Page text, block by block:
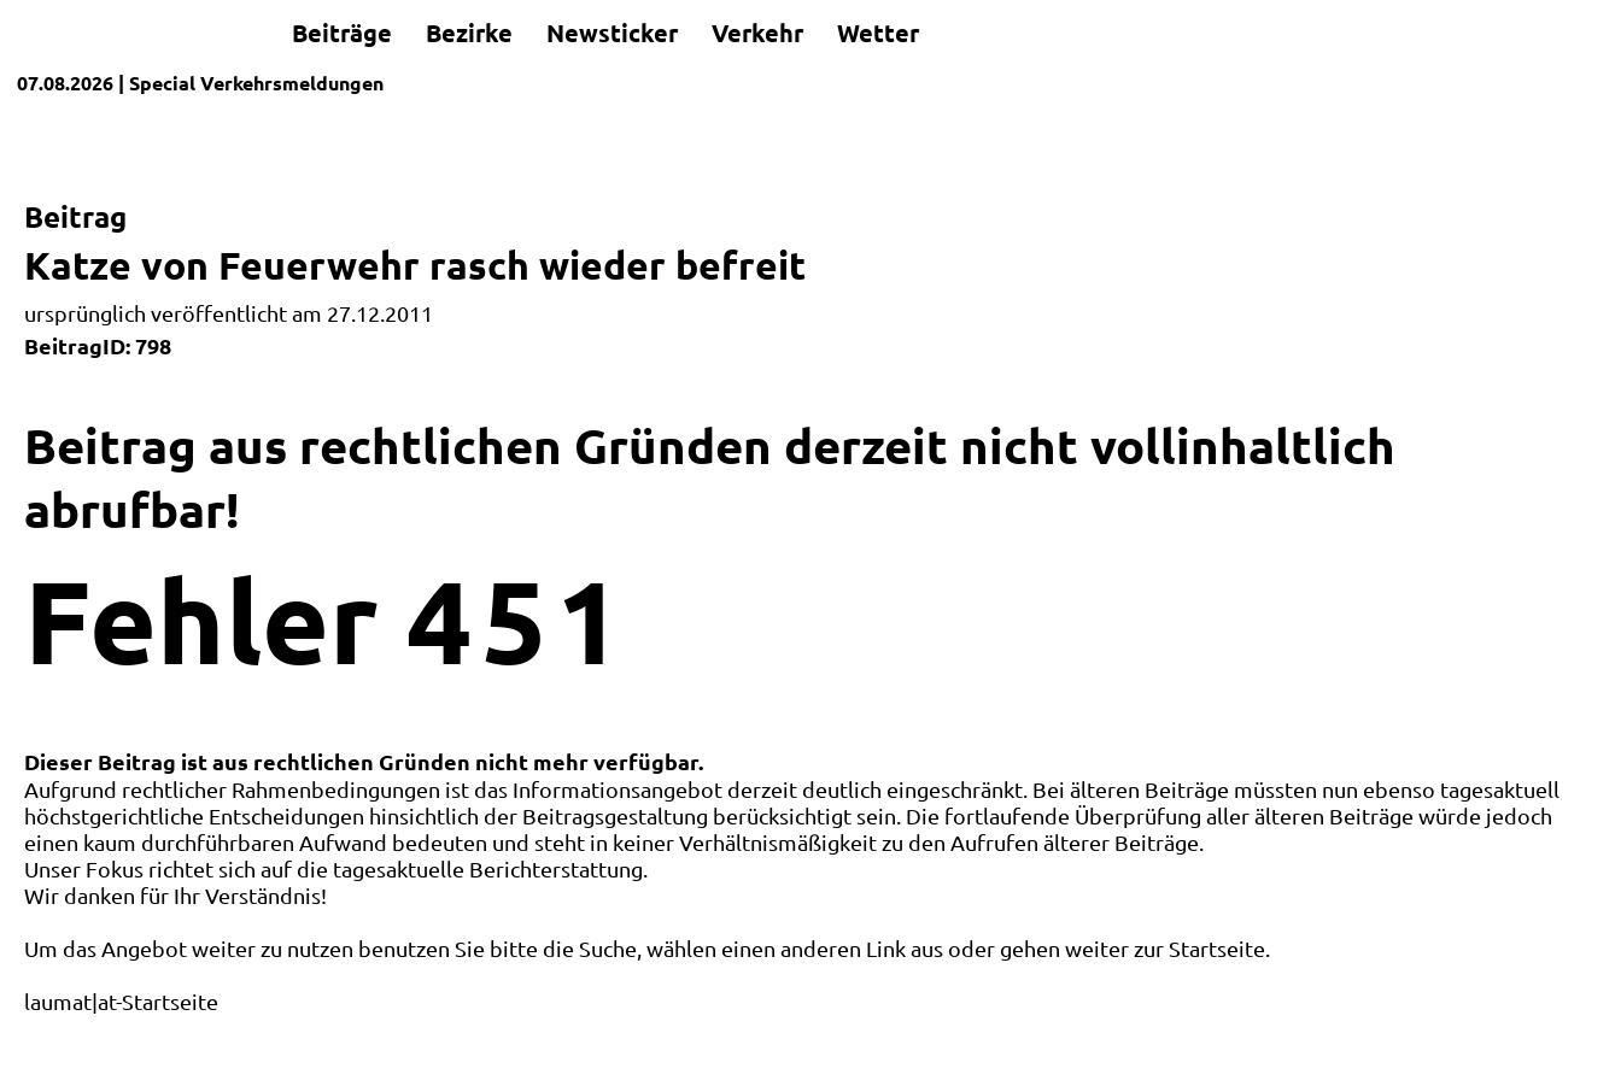
Beiträge Bezirke Newsticker Verkehr Wetter
07.08.2026 | SpecialVerkehrsmeldungen
Beitrag
Katze von Feuerwehr rasch wieder befreit
ursprünglich veröffentlicht am 27.12.2011
BeitragID: 798
Beitrag aus rechtlichen Gründen derzeit nicht vollinhaltlich
abrufbar!
Fehler 4 5 1
Dieser Beitrag ist aus rechtlichen Gründen nicht mehr verfügbar.
Aufgrund rechtlicher Rahmenbedingungen ist das Informationsangebot derzeit deutlich eingeschränkt. Bei älteren Beiträge müssten nun ebenso tagesaktuell
höchstgerichtliche Entscheidungen hinsichtlich der Beitragsgestaltung berücksichtigt sein. Die fortlaufende Überprüfung aller älteren Beiträge würde jedoch
einen kaum durchführbaren Aufwand bedeuten und steht in keiner Verhältnismäßigkeit zu den Aufrufen älterer Beiträge.
Unser Fokus richtet sich auf die tagesaktuelle Berichterstattung.
Wir danken für Ihr Verständnis!
Um das Angebot weiter zu nutzen benutzen Sie bitte die Suche, wählen einen anderen Link aus oder gehen weiter zur Startseite.
laumat|at-Startseite